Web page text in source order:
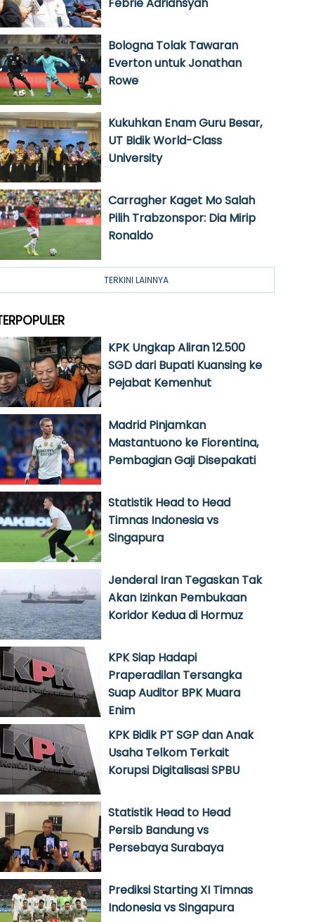
Bologna Tolak Tawaran
Everton untuk Jonathan
Rowe
Kukuhkan Enam Guru Besar,
UT Bidik World-Class
University
Carragher Kaget Mo Salah
Pilih Trabzonspor: Dia Mirip
Ronaldo
TERKINI LAINNYA
KPK Ungkap Aliran 12.500
SGD dari Bupati Kuansing ke
Pejabat Kemenhut
Madrid Pinjamkan
Mastantuono ke Fiorentina,
Pembagian Gaji Disepakati
Statistik Head to Head
Timnas Indonesia vs
Singapura
Jenderal Iran Tegaskan Tak
Akan Izinkan Pembukaan
Koridor Kedua di Hormuz
KPK Siap Hadapi
Praperadilan Tersangka
Suap Auditor BPK Muara
Enim
KPK Bidik PT SGP dan Anak
Usaha Telkom Terkait
Korupsi Digitalisasi SPBU
Statistik Head to Head
Persib Bandung vs
Persebaya Surabaya
Prediksi Starting XI Timnas
Indonesia vs Singapura